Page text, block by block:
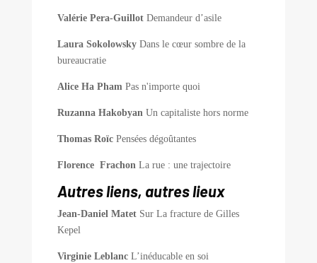
Valérie Pera-GuillotDemandeur d’asile
Laura SokolowskyDans le cœur sombre de la
bureaucratie
Alice Ha PhamPas n'importe quoi
Ruzanna HakobyanUn capitaliste hors norme
Thomas RoïcPensées dégoûtantes
Florence FrachonLa rue : une trajectoire
Autres liens, autres lieux
Jean-Daniel MatetSur La fracture de Gilles
Kepel
Virginie LeblancL’inéducable en soi